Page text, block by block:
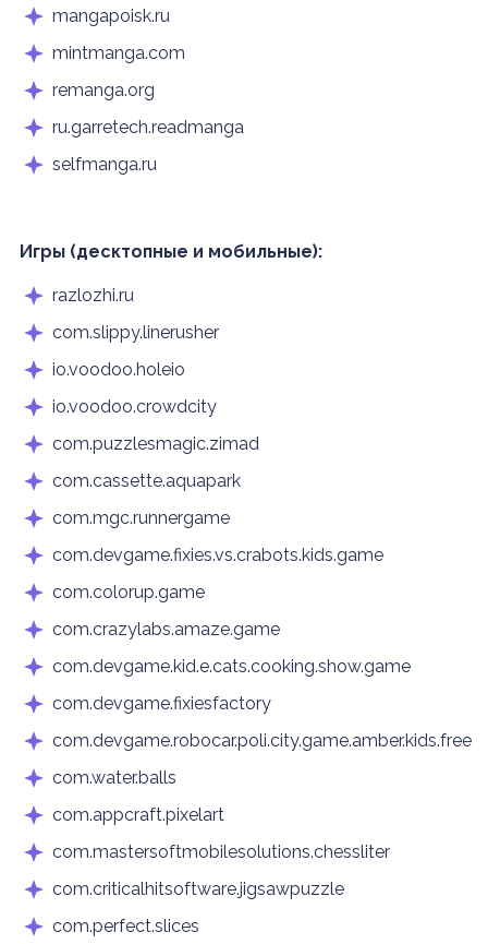
mangapoisk.ru
mintmanga.com
remanga.org
ru.garretech.readmanga
selfmanga.ru
Игры (десктопные и мобильные):
razlozhi.ru
com.slippy.linerusher
io.voodoo.holeio
io.voodoo.crowdcity
com.puzzlesmagic.zimad
com.cassette.aquapark
com.mgc.runnergame
com.devgame.fixies.vs.crabots.kids.game
com.colorup.game
com.crazylabs.amaze.game
com.devgame.kid.e.cats.cooking.show.game
com.devgame.fixiesfactory
com.devgame.robocar.poli.city.game.amber.kids.free
com.water.balls
com.appcraft.pixelart
com.mastersoftmobilesolutions.chessliter
com.criticalhitsoftware.jigsawpuzzle
com.perfect.slices